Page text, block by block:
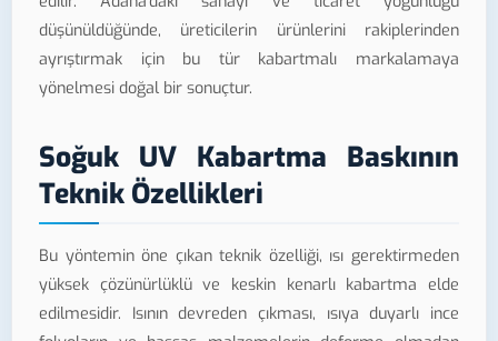
düşünüldüğünde, üreticilerin ürünlerini rakiplerinden
ayrıştırmak için bu tür kabartmalı markalamaya
yönelmesi doğal bir sonuçtur.
Soğuk UV Kabartma Baskının
Teknik Özellikleri
Bu yöntemin öne çıkan teknik özelliği, ısı gerektirmeden
yüksek çözünürlüklü ve keskin kenarlı kabartma elde
edilmesidir. Isının devreden çıkması, ısıya duyarlı ince